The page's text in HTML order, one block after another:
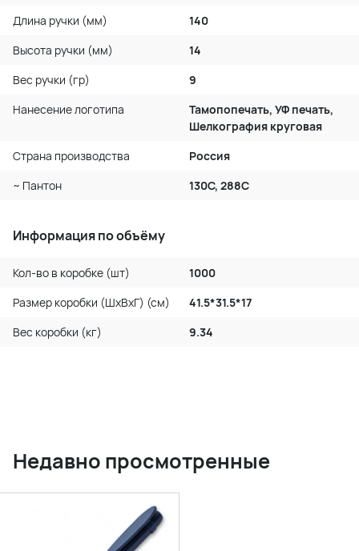
Длина ручки (мм)
140
Высота ручки (мм)
14
Вес ручки (гр)
9
Нанесение логотипа
Тамопопечать, УФ печать,
Шелкография круговая
Страна производства
Россия
~ Пантон
130С, 288C
Информация по объёму
Кол-во в коробке (шт)
1000
Размер коробки (ШхВхГ) (см)
41.5*31.5*17
Вес коробки (кг)
9.34
Недавно просмотренные